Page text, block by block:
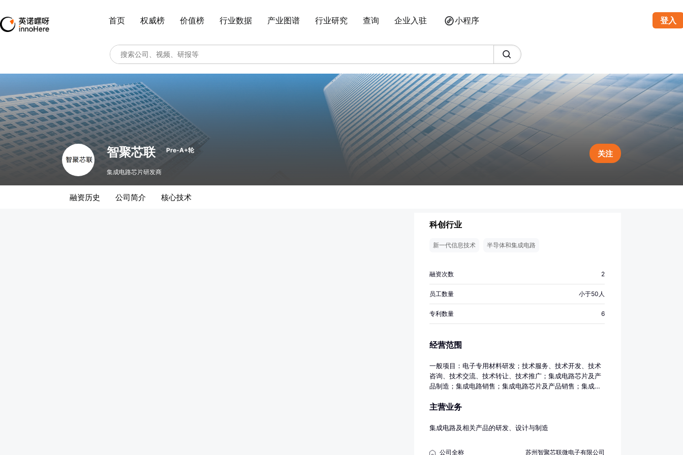
首页 权威榜 价值榜 行业数据 产业图谱 行业研究 查询 企业入驻 小程序 登入
智聚芯联 Pre-A+轮
集成电路芯片研发商
关注
融资历史 公司简介 核心技术
科创行业
新一代信息技术 半导体和集成电路
融资次数 2
员工数量 小于50人
专利数量 6
经营范围
一般项目：电子专用材料研发；技术服务、技术开发、技术
咨询、技术交流、技术转让、技术推广；集成电路芯片及产
品制造；集成电路销售；集成电路芯片及产品销售；集成电
权服务；工程和技术研究和试验发展；信息技术咨询服务；
业执照依法自主开展经营活动）
主营业务
集成电路及相关产品的研发、设计与制造
公司全称 苏州智聚芯联微电子有限公司